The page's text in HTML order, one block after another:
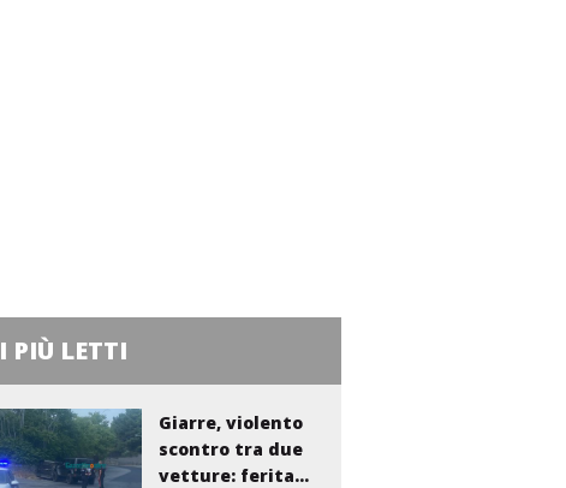
I PIÙ LETTI
Giarre, violento
scontro tra due
vetture: ferita...